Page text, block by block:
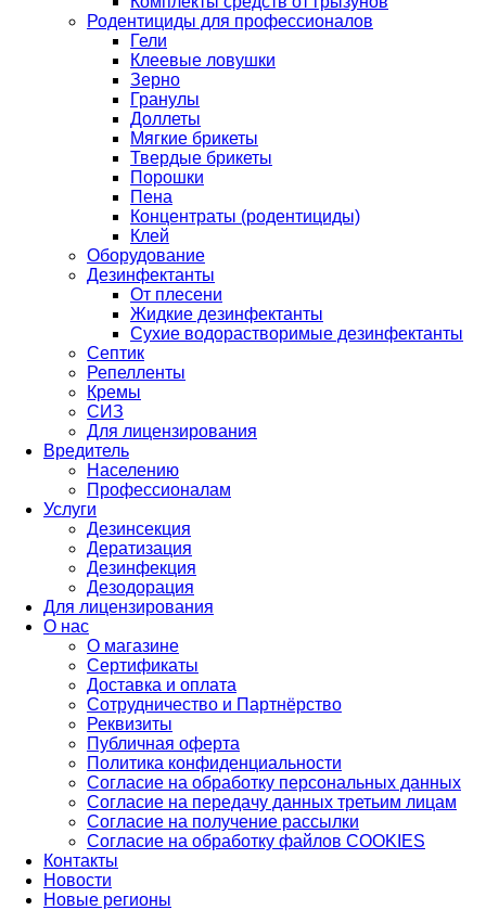
Родентициды для профессионалов
Гели
Клеевые ловушки
Зерно
Гранулы
Доллеты
Мягкие брикеты
Твердые брикеты
Порошки
Пена
Концентраты (родентициды)
Клей
Оборудование
Дезинфектанты
От плесени
Жидкие дезинфектанты
Сухие водорастворимые дезинфектанты
Септик
Репелленты
Кремы
СИЗ
Для лицензирования
Вредитель
Населению
Профессионалам
Услуги
Дезинсекция
Дератизация
Дезинфекция
Дезодорация
Для лицензирования
О нас
О магазине
Сертификаты
Доставка и оплата
Сотрудничество и Партнёрство
Реквизиты
Публичная оферта
Политика конфиденциальности
Согласие на обработку персональных данных
Согласие на передачу данных третьим лицам
Согласие на получение рассылки
Согласие на обработку файлов COOKIES
Контакты
Новости
Новые регионы